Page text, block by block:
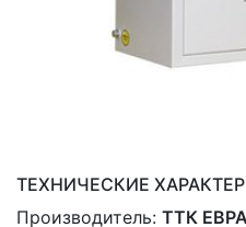
ТЕХНИЧЕСКИЕ
Производитель: ТТК